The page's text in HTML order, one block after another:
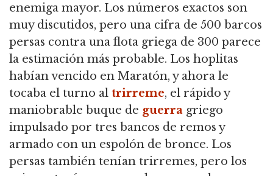
enemiga mayor. Los números exactos son
muy discutidos, pero una cifra de 500 barcos
persas contra una flota griega de 300 parece
la estimación más probable. Los hoplitas
habían vencido en Maratón, y ahora le
tocaba el turno al trirreme, el rápido y
maniobrable buque de guerra griego
impulsado por tres bancos de remos y
armado con un espolón de bronce. Los
persas también tenían trirremes, pero los